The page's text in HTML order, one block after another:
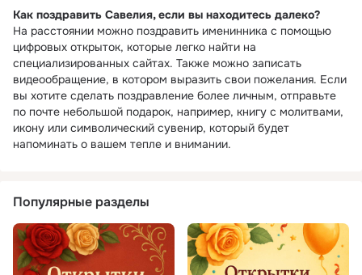
Как поздравить Савелия, если вы находитесь далеко?
На расстоянии можно поздравить именинника с помощью
цифровых открыток, которые легко найти на
специализированных сайтах. Также можно записать
видеообращение, в котором выразить свои пожелания. Если
вы хотите сделать поздравление более личным, отправьте
по почте небольшой подарок, например, книгу с молитвами,
икону или символический сувенир, который будет
напоминать о вашем тепле и внимании.
Популярные разделы